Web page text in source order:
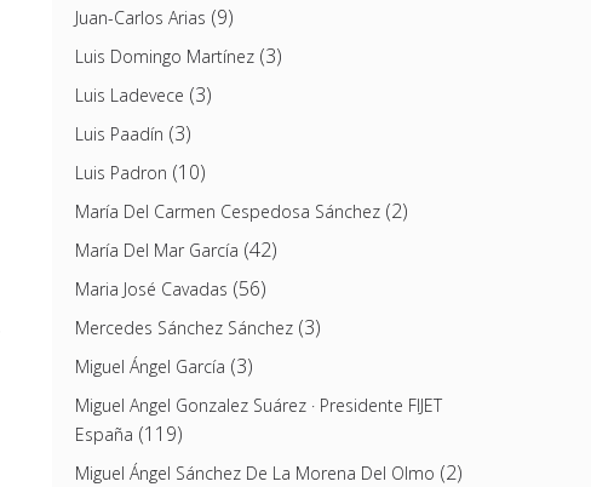
Juan-Carlos Arias (9)
Luis Domingo Martínez(3)
Luis Ladevece (3)
Luis Paadín (3)
Luis Padron (10)
María Del Carmen Cespedosa Sánchez(2)
María Del Mar García (42)
Maria José Cavadas (56)
Mercedes Sánchez Sánchez(3)
Miguel Ángel García (3)
Miguel Angel Gonzalez Suárez · Presidente FIJET
España (119)
Miguel Ángel Sánchez De La Morena Del Olmo (2)